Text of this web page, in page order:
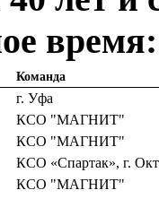
Команда
г. Уфа
КСО "МАГНИТ"
КСО "МАГНИТ"
КСО «Спартак», г.
КСО "МАГНИТ"